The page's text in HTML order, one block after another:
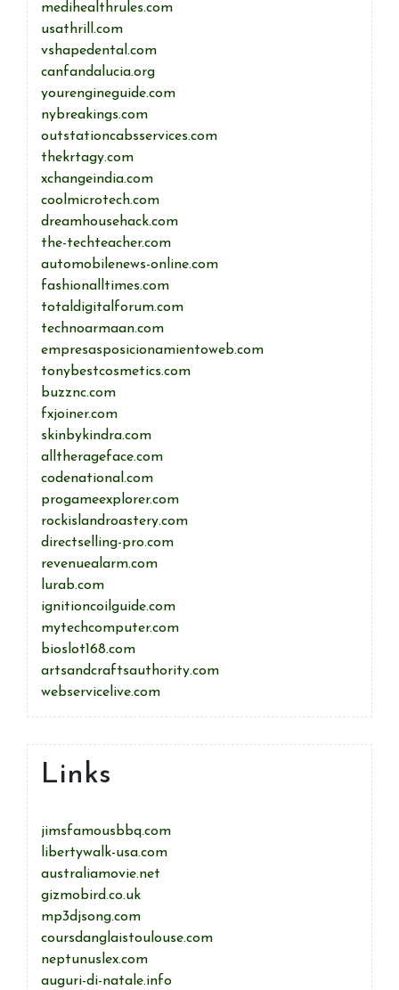
medihealthrules.com
usathrill.com
vshapedental.com
canfandalucia.org
yourengineguide.com
nybreakings.com
outstationcabsservices.com
thekrtagy.com
xchangeindia.com
coolmicrotech.com
dreamhousehack.com
the-techteacher.com
automobilenews-online.com
fashionalltimes.com
totaldigitalforum.com
technoarmaan.com
empresasposicionamientoweb.com
tonybestcosmetics.com
buzznc.com
fxjoiner.com
skinbykindra.com
alltherageface.com
codenational.com
progameexplorer.com
rockislandroastery.com
directselling-pro.com
revenuealarm.com
lurab.com
ignitioncoilguide.com
mytechcomputer.com
bioslot168.com
artsandcraftsauthority.com
webservicelive.com
Links
jimsfamousbbq.com
libertywalk-usa.com
australiamovie.net
gizmobird.co.uk
mp3djsong.com
coursdanglaistoulouse.com
neptunuslex.com
auguri-di-natale.info